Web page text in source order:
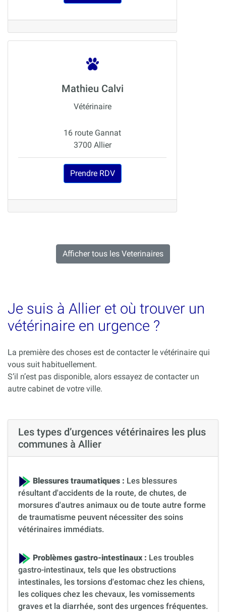
Mathieu Calvi
Vétérinaire
16 route Gannat
3700 Allier
Prendre RDV
Afficher tous les Veterinaires
Je suis à Allier et où trouver un
vétérinaire en urgence ?
La première des choses est de contacter le vétérinaire qui
vous suit habituellement.
S’il n’est pas disponible, alors essayez de contacter un
autre cabinet de votre ville.
Les types d’urgences vétérinaires les plus
communes à Allier
Blessures traumatiques : Les blessures
résultant d'accidents de la route, de chutes, de
morsures d'autres animaux ou de toute autre forme
de traumatisme peuvent nécessiter des soins
vétérinaires immédiats.
Problèmes gastro-intestinaux : Les troubles
gastro-intestinaux, tels que les obstructions
intestinales, les torsions d'estomac chez les chiens,
les coliques chez les chevaux, les vomissements
graves et la diarrhée, sont des urgences fréquentes.